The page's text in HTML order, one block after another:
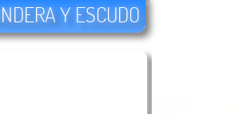
Y ESCUDO